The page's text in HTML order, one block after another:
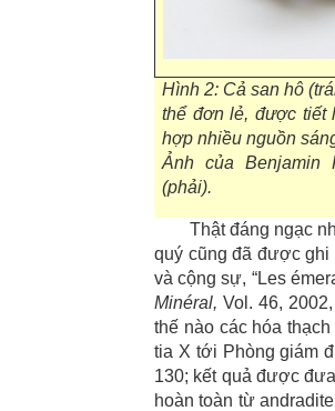
Hình 2: Cả san hô
thể đơn lẻ, được tiết
hợp nhiều nguồn
Ảnh của Benjamin
(phải).
Thật đáng ngạc
quý cũng đã được ghi
và cộng sự, “Les
Minéral, Vol. 46,
thế nào các hóa
tia X tới Phòng giám
130; kết quả được
hoàn toàn từ